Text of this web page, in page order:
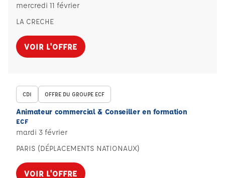
mercredi 11 février
LA CRECHE
VOIR L'OFFRE
CDI OFFRE DU GROUPE ECF
Animateur commercial & Conseiller en formation
ECF
mardi 3 février
PARIS (DÉPLACEMENTS NATIONAUX)
VOIR L'OFFRE